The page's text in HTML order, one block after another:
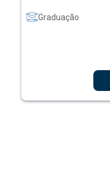
Graduação